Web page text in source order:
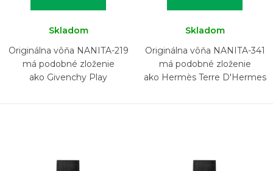
Skladom
Originálna vôňa NANITA-219
má podobné zloženie
ako Givenchy Play
Skladom
Originálna vôňa NANITA-341
má podobné zloženie
ako Hermès Terre D'Hermes